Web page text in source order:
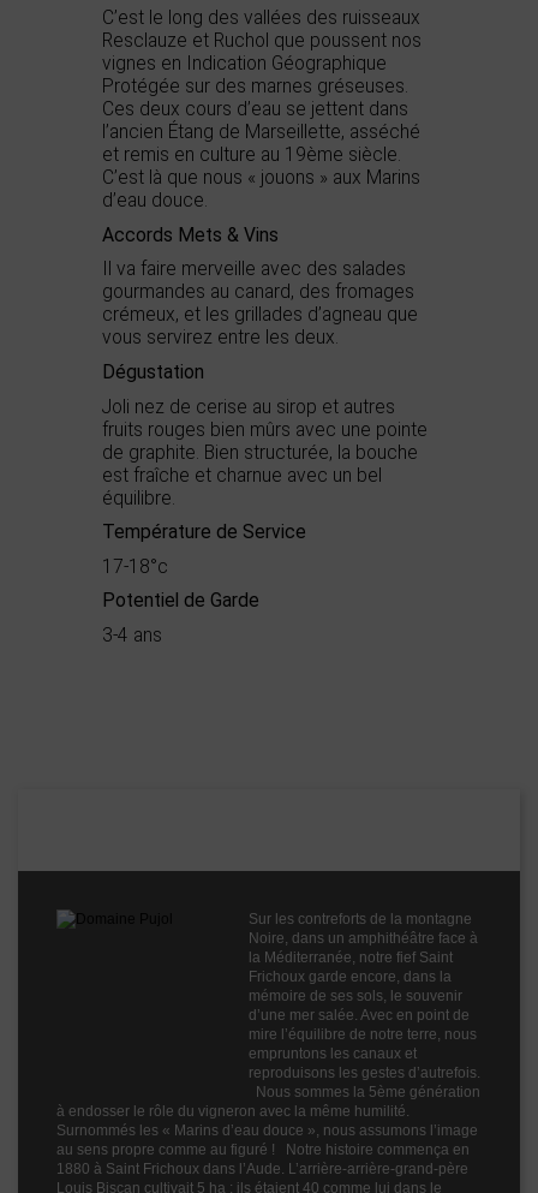
C’est le long des vallées des ruisseaux
Resclauze et Ruchol que poussent nos
vignes en Indication Géographique
Protégée sur des marnes gréseuses.
Ces deux cours d’eau se jettent dans
l’ancien Étang de Marseillette, asséché
et remis en culture au 19ème siècle.
C’est là que nous « jouons » aux Marins
d’eau douce.
Accords Mets & Vins
Il va faire merveille avec des salades
gourmandes au canard, des fromages
crémeux, et les grillades d’agneau que
vous servirez entre les deux.
Dégustation
Joli nez de cerise au sirop et autres
fruits rouges bien mûrs avec une pointe
de graphite. Bien structurée, la bouche
est fraîche et charnue avec un bel
équilibre.
Température de Service
17-18°c
Potentiel de Garde
3-4 ans
Carignan
Marselan
Epicé
Rouge
2023
75cl
Rayons
Vins Internet
Vins Internet
Sur les contreforts de la montagne
Noire, dans un amphithéâtre face à
la Méditerranée, notre fief Saint
Frichoux garde encore, dans la
mémoire de ses sols, le souvenir
d’une mer salée. Avec en point de
mire l’équilibre de notre terre, nous
empruntons les canaux et
reproduisons les gestes d’autrefois.
Nous sommes la 5ème génération
à endosser le rôle du vigneron avec la même humilité.
Surnommés les « Marins d’eau douce », nous assumons l’image
au sens propre comme au figuré ! Notre histoire commença en
1880 à Saint Frichoux dans l’Aude. L’arrière-arrière-grand-père
Louis Biscan cultivait 5 ha ; ils étaient 40 comme lui dans le